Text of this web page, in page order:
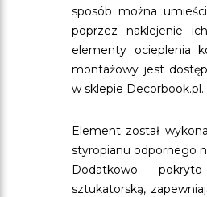
sposób można
poprzez naklejenie
elementy ocieplenia
montażowy jest
w sklepie Decorbook.pl.
Element został
styropianu odpornego
Dodatkowo
sztukatorską,